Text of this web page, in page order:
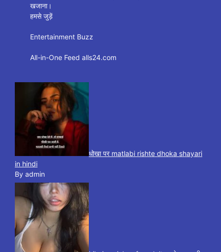
खजाना।
हमसे जुड़ें
Entertainment Buzz
All-in-One Feed alls24.com
धोखा पर matlabi rishte dhoka shayari
in hindi
By admin